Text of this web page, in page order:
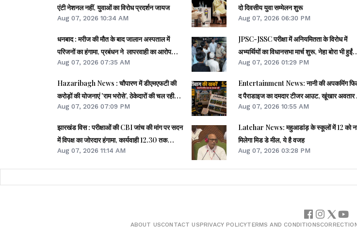
एंटी नेशनल नहीं, युवाओं का विरोध प्रदर्शन जायज
Aug 07, 2026 10:34 AM
धनबाद : मरीज की मौत के बाद जालान अस्पताल में
परिजनों का हंगामा, प्रबंधन ने लापरवाही का आरोप
खारिज किया
Aug 07, 2026 07:35 AM
Hazaribagh News : चौपारण में डीएमएफटी की
करोड़ों की योजनाएं 'राम भरोसे', ठेकेदारों की चल रही
मनमानी- मुकुंद साव
Aug 07, 2026 07:09 PM
झारखंड विस : परीक्षाओं की CBI जांच की मांग पर सदन
में विपक्ष का जोरदार हंगामा, कार्यवाही 12.30 तक
स्थगित
Aug 07, 2026 11:14 AM
दो दिवसीय युवा सम्मेलन शुरू
Aug 07, 2026 06:30 PM
JPSC-JSSC परीक्षा में अनियमितता के विरोध में
अभ्यर्थियों का विधानसभा मार्च शुरू, नेहा बोरा भी हुईं
शामिल
Aug 07, 2026 01:29 PM
Entertainment News: नानी की अपकमिंग
द पैराडाइज का दमदार टीजर आउट, खूंखार अवतार
नजर आए एक्टर
Aug 07, 2026 10:55 AM
Latehar News: महुआडांड़ के स्कूलों में 12 को
मिलेगा मिड डे मील, ये है वजह
Aug 07, 2026 03:28 PM
ABOUT USCONTACT USPRIVACY POLICYTERMS AND CONDITIONS